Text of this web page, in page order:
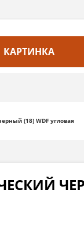
(18) WDF угловая